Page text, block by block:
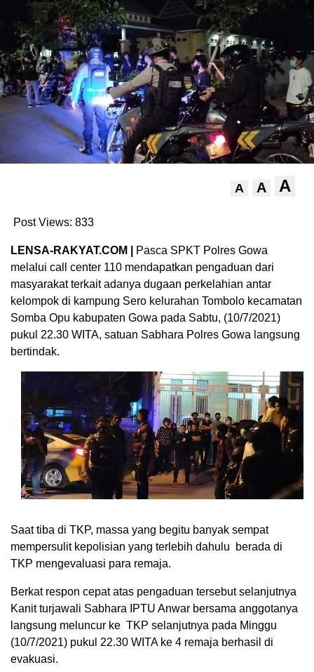
A A A
Post Views: 833
LENSA-RAKYAT.COM |
Pasca SPKT Polres Gowa
melalui call center 110 mendapatkan pengaduan dari
masyarakat terkait adanya dugaan perkelahian antar
kelompok di kampung Sero kelurahan Tombolo kecamatan
Somba Opu kabupaten Gowa pada Sabtu, (10/7/2021)
pukul 22.30 WITA, satuan Sabhara Polres Gowa langsung
bertindak.
Saat tiba di TKP, massa yang begitu banyak sempat
mempersulit kepolisian yang terlebih dahulu berada di
TKP mengevaluasi para remaja.
Berkat respon cepat atas pengaduan tersebut selanjutnya
Kanit turjawali Sabhara IPTU Anwar bersama anggotanya
langsung meluncur ke TKP selanjutnya pada Minggu
(10/7/2021) pukul 22.30 WITA ke 4 remaja berhasil di
evakuasi.